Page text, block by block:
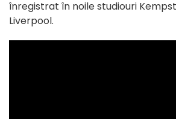
înregistrat în noile studiouri
Liverpool.